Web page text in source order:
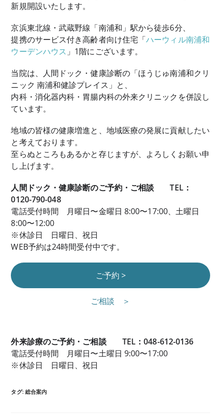
新規開設いたします。
京浜東北線・武蔵野線「南浦和」駅から徒歩6分、
提携のサービス付き高齢者向け住宅「ハーウィル南浦和
ウーデンハウス 」1階にございます。
当院は、人間ドック・健康診断の「ほうじゅ南浦和クリ
ニック 南浦和健診プレイス」と、
内科・消化器内科・胃腸内科の外来クリニックを併設し
ています。
地域の皆様の健康増進と、地域医療の発展に貢献したい
と考えております。
至らぬところもあるかと存じますが、よろしくお願い申
し上げます。
人間ドック・健康診断のご予約・ご相談 TEL：
0120-790-048
電話受付時間 月曜日〜金曜日 8:00〜17:00、土曜日
8:00〜12:00
※休診日 日曜日、祝日
WEB予約は24時間受付中です。
ご予約 >
ご相談 ＞
外来診療のご予約・ご相談 TEL：048-612-0136
電話受付時間 月曜日〜土曜日 9:00〜17:00
※休診日 日曜日、祝日
タグ: 総合案内